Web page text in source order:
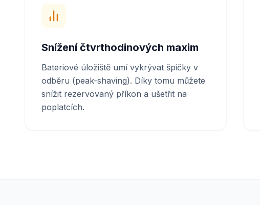
Snížení čtvrthodinových maxim
Bateriové úložiště umí vykrývat špičky v
odběru (peak-shaving). Díky tomu můžete
snížit rezervovaný příkon a ušetřit na
poplatcích.